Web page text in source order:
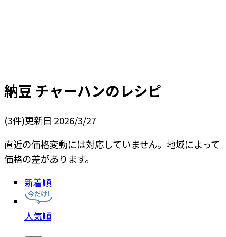
納豆 チャーハンのレシピ
(3件)更新日 2026/3/27
直近の価格変動には対応していません。地域によって
価格の差があります。
新着順
人気順